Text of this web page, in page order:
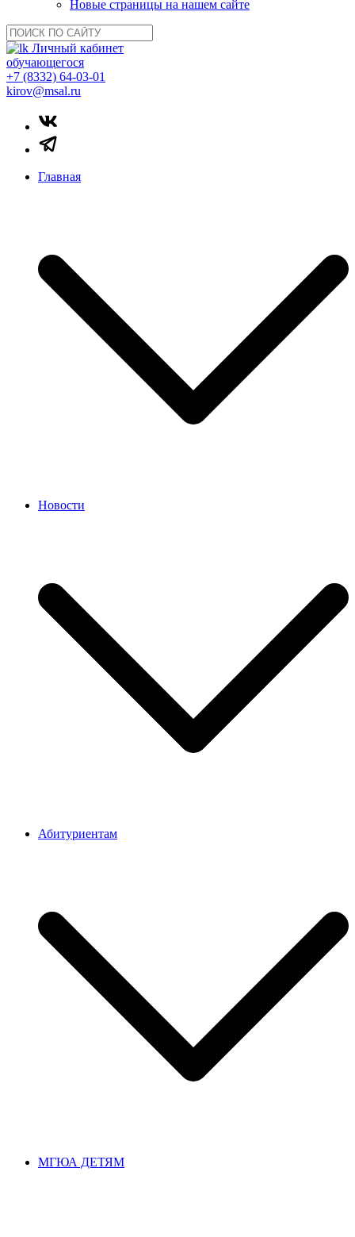
Новые страницы на нашем сайте
Личный кабинет
обучающегося
+7 (8332) 64-03-01
kirov@msal.ru
Главная
Новости
Абитуриентам
МГЮА ДЕТЯМ